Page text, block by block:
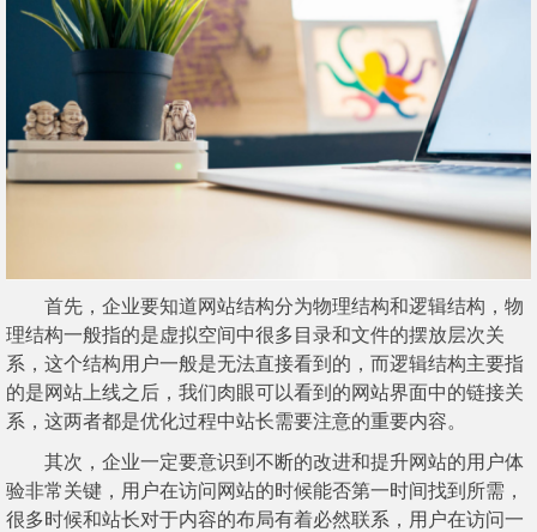
首先，企业要知道网站结构分为物理结构和逻辑结构，物
理结构一般指的是虚拟空间中很多目录和文件的摆放层次关
系，这个结构用户一般是无法直接看到的，而逻辑结构主要指
的是网站上线之后，我们肉眼可以看到的网站界面中的链接关
系，这两者都是优化过程中站长需要注意的重要内容。
其次，企业一定要意识到不断的改进和提升网站的用户体
验非常关键，用户在访问网站的时候能否第一时间找到所需，
很多时候和站长对于内容的布局有着必然联系，用户在访问一